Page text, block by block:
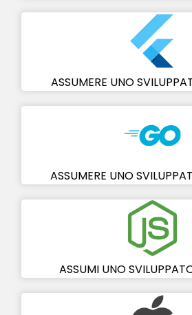
ASSUMERE UNO
ASSUMERE UNO
ASSUMI UNO